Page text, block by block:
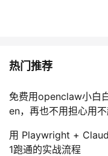
热门推荐
免费用openclaw小白
en，再也不用担心用
用 Playwright +
1跑通的实战流程